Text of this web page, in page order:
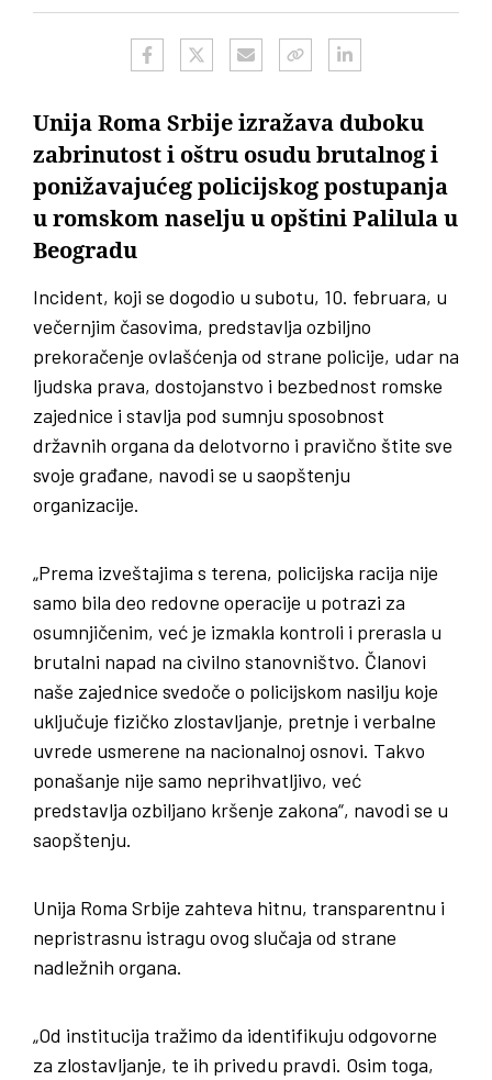
Unija Roma Srbije izražava duboku
zabrinutost i oštru osudu brutalnog i
ponižavajućeg policijskog postupanja
u romskom naselju u opštini Palilula u
Beogradu
Incident, koji se dogodio u subotu, 10. februara, u
večernjim časovima, predstavlja ozbiljno
prekoračenje ovlašćenja od strane policije, udar na
ljudska prava, dostojanstvo i bezbednost romske
zajednice i stavlja pod sumnju sposobnost
državnih organa da delotvorno i pravično štite sve
svoje građane, navodi se u saopštenju
organizacije.
„Prema izveštajima s terena, policijska racija nije
samo bila deo redovne operacije u potrazi za
osumnjičenim, već je izmakla kontroli i prerasla u
brutalni napad na civilno stanovništvo. Članovi
naše zajednice svedoče o policijskom nasilju koje
uključuje fizičko zlostavljanje, pretnje i verbalne
uvrede usmerene na nacionalnoj osnovi. Takvo
ponašanje nije samo neprihvatljivo, već
predstavlja ozbiljano kršenje zakona“, navodi se u
saopštenju.
Unija Roma Srbije zahteva hitnu, transparentnu i
nepristrasnu istragu ovog slučaja od strane
nadležnih organa.
„Od institucija tražimo da identifikuju odgovorne
za zlostavljanje, te ih privedu pravdi. Osim toga,